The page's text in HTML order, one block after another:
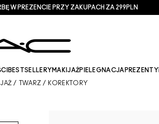
W PREZENCIE PRZY ZAKUPACH ZA 299PLN
BESTSELLERY MAKIJAŻPIELEGNACJA PREZENTY
/ TWARZ / KOREKTORY